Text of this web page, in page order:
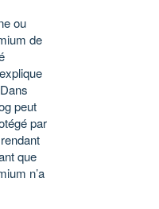
ou
de
peut
par
que
n’a